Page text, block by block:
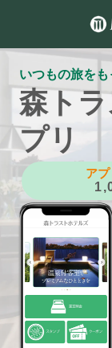
いつもの旅を
森ト
プリ
ア